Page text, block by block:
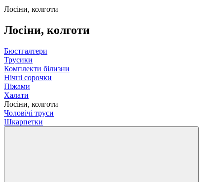
Лосіни, колготи
Лосіни, колготи
Бюстгалтери
Трусики
Комплекти білизни
Нічні сорочки
Піжами
Халати
Лосіни, колготи
Чоловічі труси
Шкарпетки